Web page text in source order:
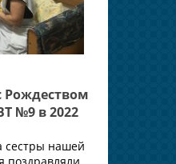
Рождеством
№9 в 2022
сестры нашей
поздравляли